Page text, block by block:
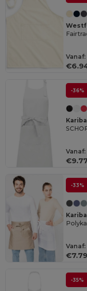
Vanaf:
-36%
Vanaf:
-33%
Vanaf:
-35%